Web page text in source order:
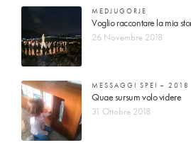
MEDJUGORJE
Voglio raccontare la mia
26 Novembre 2018
MESSAGGI SPEI – 2018
Quae sursum volo videre
31 Ottobre 2018